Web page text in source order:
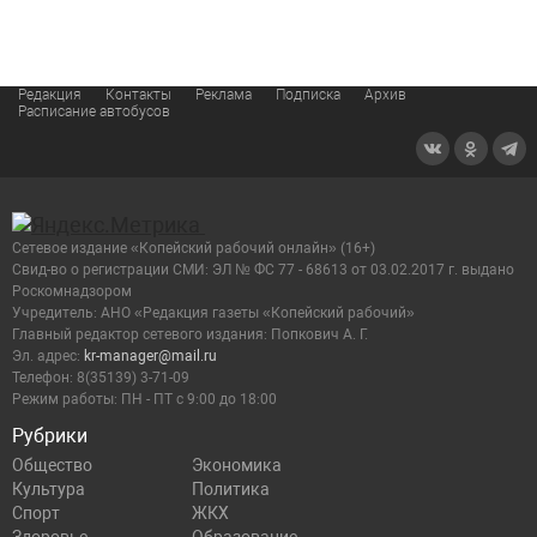
Редакция Контакты Реклама Подписка
Архив
Расписание автобусов
Рубрики
Общество
Экономика
Культура
Политика
Спорт
ЖКХ
Сетевое издание «Копейский рабочий онлайн» (16+)
Cвид-во о регистрации СМИ: ЭЛ № ФС 77 - 68613 от 03.02.2017 г. выдано
Роскомнадзором
Учредитель: АНО «Редакция газеты «Копейский рабочий»
Главный редактор сетевого издания: Попкович А. Г.
Эл. адрес: kr-manager@mail.ru
Телефон: 8(35139) 3-71-09
Режим работы: ПН - ПТ с 9:00 до 18:00